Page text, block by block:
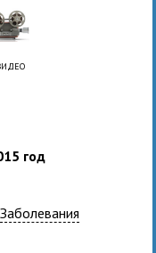
год
Заболевания